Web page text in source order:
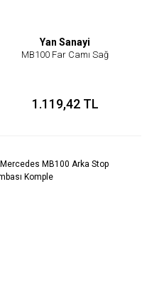
Yan Sanayi
MB100 Far Camı Sağ
1.119,42 TL